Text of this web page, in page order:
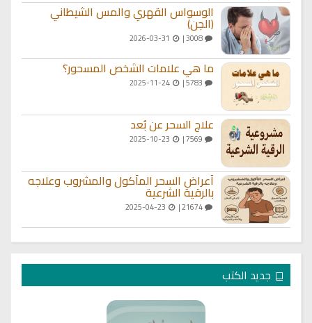
الوسواس القهري والمس الشيطاني
(الجن)
3008 |
ما هي علامات الشخص المسحور؟
2025-11-24
علاج السحر عن بُعد
أعراض السحر المأكول والمشروب وعلاجه
بالرقية الشرعية
21674 |
جديد الكتب